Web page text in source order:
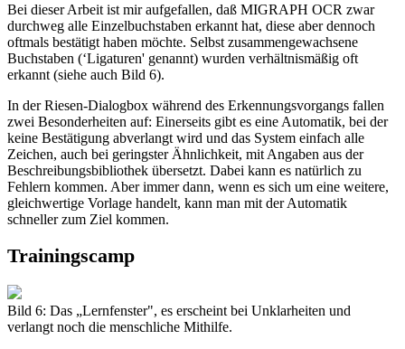
Bei dieser Arbeit ist mir aufgefallen, daß MIGRAPH OCR zwar
durchweg alle Einzelbuchstaben erkannt hat, diese aber dennoch
oftmals bestätigt haben möchte. Selbst zusammengewachsene
Buchstaben (‘Ligaturen' genannt) wurden verhältnismäßig oft
erkannt (siehe auch Bild 6).
In der Riesen-Dialogbox während des Erkennungsvorgangs fallen
zwei Besonderheiten auf: Einerseits gibt es eine Automatik, bei der
keine Bestätigung abverlangt wird und das System einfach alle
Zeichen, auch bei geringster Ähnlichkeit, mit Angaben aus der
Beschreibungsbibliothek übersetzt. Dabei kann es natürlich zu
Fehlern kommen. Aber immer dann, wenn es sich um eine weitere,
gleichwertige Vorlage handelt, kann man mit der Automatik
schneller zum Ziel kommen.
Trainingscamp
Bild 6: Das „Lernfenster", es erscheint bei Unklarheiten und
verlangt noch die menschliche Mithilfe.